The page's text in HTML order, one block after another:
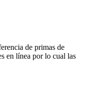
de primas de
en línea por lo cual las